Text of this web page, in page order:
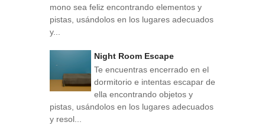
mono sea feliz encontrando elementos y
pistas, usándolos en los lugares adecuados
y...
Night Room Escape
Te encuentras encerrado en el
dormitorio e intentas escapar de
ella encontrando objetos y
pistas, usándolos en los lugares adecuados
y resol...